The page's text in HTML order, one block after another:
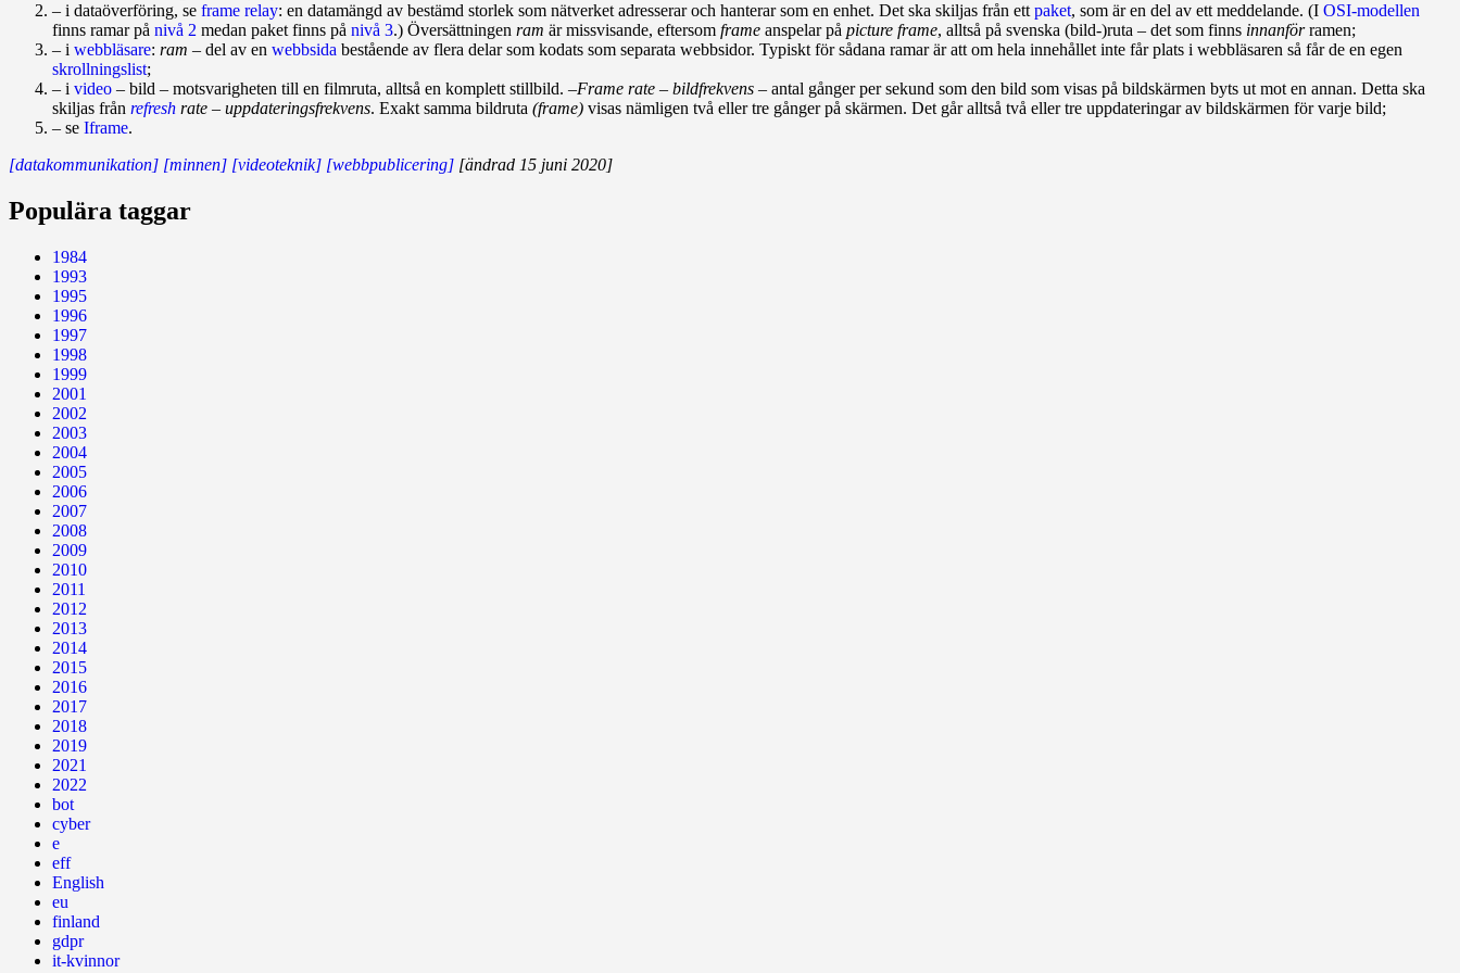
– i dataöverföring, se frame relay: en data­mängd av bestämd storlek som nät­verket adresserar och hanterar som en enhet. Det ska skiljas från ett paket, som är en del av ett meddelande. (I OSI‑modellen
finns ramar på nivå 2 medan paket finns på nivå 3.) Översättningen ram är missvisande, eftersom frame anspelar på picture frame, alltså på svenska (bild-)ruta – det som finns innanförramen;
– i webbläsare: ram – del av en webbsida bestående av flera delar som kodats som separata webb­sidor. Typiskt för sådana ramar är att om hela inne­hållet inte får plats i webbläsaren så får de en egen
skrollningslist;
– i video – bild – motsvarigheten till en filmruta, alltså en komplett stillbild. –Frame rate – bildfrekvens – antal gånger per sekund som den bild som visas på bildskärmen byts ut mot en annan. Detta ska
skiljas från refresh rate – uppdateringsfrekvens. Exakt samma bildruta (frame) visas nämligen två eller tre gånger på skärmen. Det går alltså två eller tre uppdateringar av bildskärmen för varje bild;
– se Iframe.
[datakommunikation] [minnen] [videoteknik] [webbpublicering] [ändrad 15 juni 2020]
Populära taggar
1984
1993
1995
1996
1997
1998
1999
2001
2002
2003
2004
2005
2006
2007
2008
2009
2010
2011
2012
2013
2014
2015
2016
2017
2018
2019
2021
2022
bot
cyber
e
eff
English
eu
finland
gdpr
it-kvinnor